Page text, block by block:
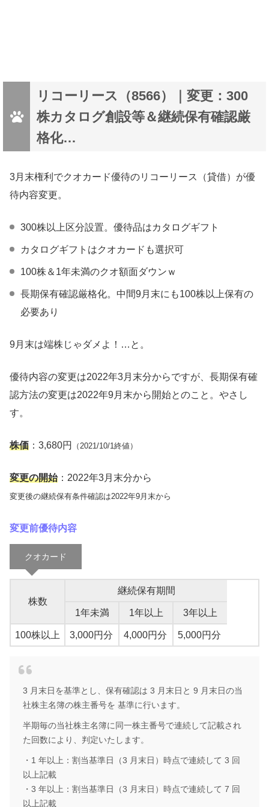
リコーリース（8566）｜変更：300
株カタログ創設等＆継続保有確認厳
格化…
3月末権利でクオカード優待のリコーリース（貸借）が優
待内容変更。
300株以上区分設置。優待品はカタログギフト
カタログギフトはクオカードも選択可
100株＆1年未満のクオ額面ダウンｗ
長期保有確認厳格化。中間9月末にも100株以上保有の
必要あり
9月末は端株じゃダメよ！…と。
優待内容の変更は2022年3月末分からですが、長期保有確
認方法の変更は2022年9月末から開始とのこと。やさし
す。
株価 ：3,680円 （2021/10/1終値）
変更の開始：2022年3月末分から
変更後の継続保有条件確認は2022年9月末から
変更前優待内容
クオカード
株数
継続保有期間
1年未満 1年以上 3年以上
100株以上 3,000円分 4,000円分 5,000円分
3 月末日を基準とし、保有確認は 3 月末日と 9 月末日の当
社株主名簿の株主番号を 基準に行います。
半期毎の当社株主名簿に同一株主番号で連続して記載され
た回数により、判定いたします。
・1 年以上：割当基準日（3 月末日）時点で連続して 3 回
以上記載
・3 年以上：割当基準日（3 月末日）時点で連続して 7 回
以上記載